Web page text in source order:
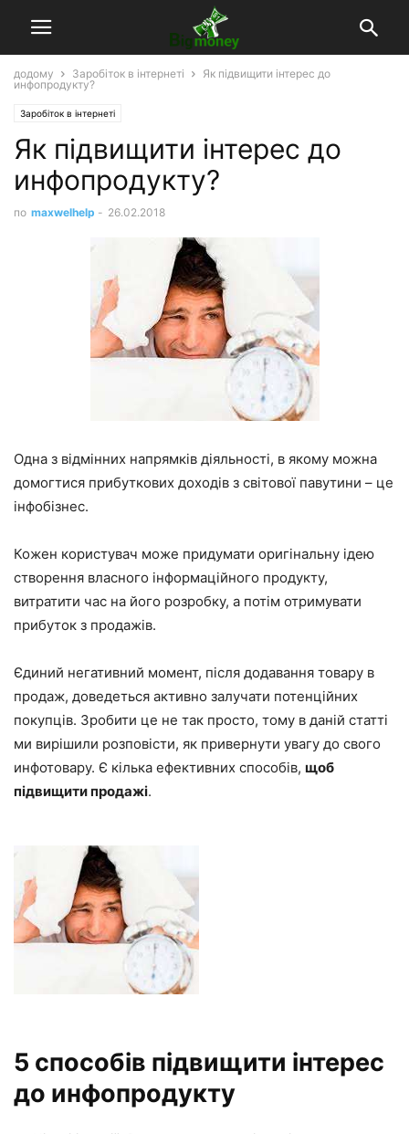
додому Заробіток в інтернеті
Як підвищити інтерес до
инфопродукту?
Заробіток в інтернеті
Як підвищити інтерес до
инфопродукту?
по maxwelhelp - 26.02.2018
Одна з відмінних напрямків діяльності, в якому можна
домогтися прибуткових доходів з світової павутини – це
інфобізнес.
Кожен користувач може придумати оригінальну ідею
створення власного інформаційного продукту,
витратити час на його розробку, а потім отримувати
прибуток з продажів.
Єдиний негативний момент, після додавання товару в
продаж, доведеться активно залучати потенційних
покупців. Зробити це не так просто, тому в даній статті
ми вирішили розповісти, як привернути увагу до свого
инфотовару. Є кілька ефективних способів, щоб
підвищити продажі.
5 способів підвищити інтерес
до инфопродукту